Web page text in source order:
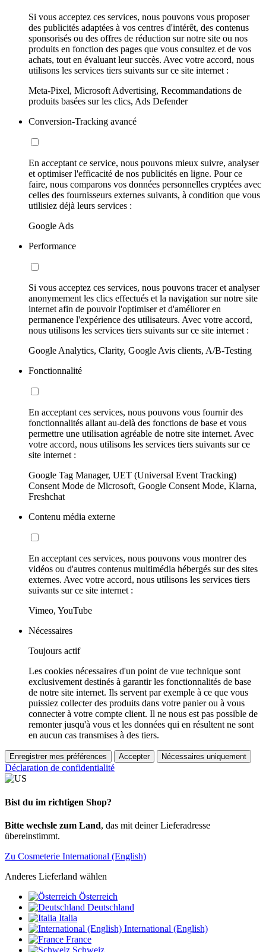
Si vous acceptez ces services, nous pouvons vous proposer
des publicités adaptées à vos centres d'intérêt, des contenus
sponsorisés ou des offres de réduction sur notre site ou nos
produits en fonction des pages que vous consultez et de vos
achats, tout en évaluant leur succès. Avec votre accord, nous
utilisons les services tiers suivants sur ce site internet :
Meta-Pixel, Microsoft Advertising, Recommandations de
produits basées sur les clics, Ads Defender
Conversion-Tracking avancé
En acceptant ce service, nous pouvons mieux suivre, analyser
et optimiser l'efficacité de nos publicités en ligne. Pour ce
faire, nous comparons vos données personnelles cryptées avec
celles des fournisseurs externes suivants, à condition que vous
utilisiez déjà leurs services :
Google Ads
Performance
Si vous acceptez ces services, nous pouvons tracer et analyser
anonymement les clics effectués et la navigation sur notre site
internet afin de pouvoir l'optimiser et d'améliorer en
permanence l'expérience des utilisateurs. Avec votre accord,
nous utilisons les services tiers suivants sur ce site internet :
Google Analytics, Clarity, Google Avis clients, A/B-Testing
Fonctionnalité
En acceptant ces services, nous pouvons vous fournir des
fonctionnalités allant au-delà des fonctions de base et vous
permettre une utilisation agréable de notre site internet. Avec
votre accord, nous utilisons les services tiers suivants sur ce
site internet :
Google Tag Manager, UET (Universal Event Tracking)
Consent Mode de Microsoft, Google Consent Mode, Klarna,
Freshchat
Contenu média externe
En acceptant ces services, nous pouvons vous montrer des
vidéos ou d'autres contenus multimédia hébergés sur des sites
externes. Avec votre accord, nous utilisons les services tiers
suivants sur ce site internet :
Vimeo, YouTube
Nécessaires
Toujours actif
Les cookies nécessaires d'un point de vue technique sont
exclusivement destinés à garantir les fonctionnalités de base
de notre site internet. Ils servent par exemple à ce que vous
puissiez collecter des produits dans votre panier ou à vous
connecter à votre compte client. Il ne nous est pas possible de
remonter jusqu'à vous et les données qui en résultent ne sont
en aucun cas transmises à des tiers.
Enregistrer mes préférences Accepter Nécessaires uniquement
Déclaration de confidentialité
Bist du im richtigen Shop?
Bitte wechsle zum Land, das mit deiner Lieferadresse
übereinstimmt.
Zu Cosmeterie International (English)
Anderes Lieferland wählen
Österreich
Deutschland
Italia
International (English)
France
Schweiz